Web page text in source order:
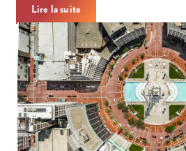
Lire la suite